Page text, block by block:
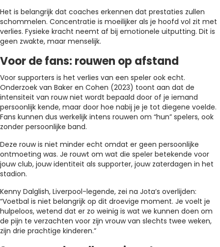
Het is belangrijk dat coaches erkennen dat prestaties zullen
schommelen. Concentratie is moeilijker als je hoofd vol zit met
verlies. Fysieke kracht neemt af bij emotionele uitputting. Dit is
geen zwakte, maar menselijk.
Voor de fans: rouwen op afstand
Voor supporters is het verlies van een speler ook echt.
Onderzoek van Baker en Cohen (2023) toont aan dat de
intensiteit van rouw niet wordt bepaald door of je iemand
persoonlijk kende, maar door hoe nabij je je tot diegene voelde.
Fans kunnen dus werkelijk intens rouwen om “hun” spelers, ook
zonder persoonlijke band.
Deze rouw is niet minder echt omdat er geen persoonlijke
ontmoeting was. Je rouwt om wat die speler betekende voor
jouw club, jouw identiteit als supporter, jouw zaterdagen in het
stadion.
Kenny Dalglish, Liverpool-legende, zei na Jota’s overlijden:
“Voetbal is niet belangrijk op dit droevige moment. Je voelt je
hulpeloos, wetend dat er zo weinig is wat we kunnen doen om
de pijn te verzachten voor zijn vrouw van slechts twee weken,
zijn drie prachtige kinderen.”